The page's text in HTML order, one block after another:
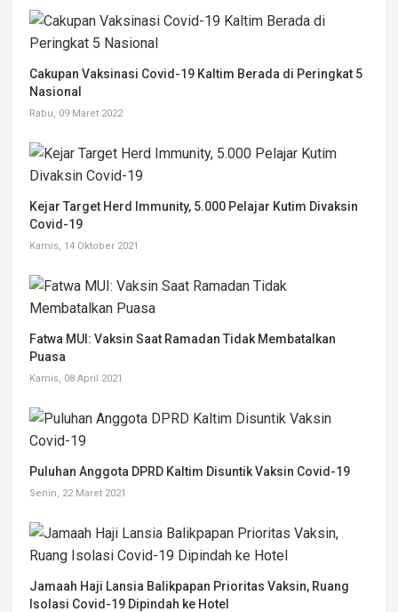
Cakupan Vaksinasi Covid-19 Kaltim Berada di Peringkat 5
Nasional
Rabu, 09 Maret 2022
Kejar Target Herd Immunity, 5.000 Pelajar Kutim Divaksin
Covid-19
Kamis, 14 Oktober 2021
Fatwa MUI: Vaksin Saat Ramadan Tidak Membatalkan
Puasa
Kamis, 08 April 2021
Puluhan Anggota DPRD Kaltim Disuntik Vaksin Covid-19
Senin, 22 Maret 2021
Jamaah Haji Lansia Balikpapan Prioritas Vaksin, Ruang
Isolasi Covid-19 Dipindah ke Hotel